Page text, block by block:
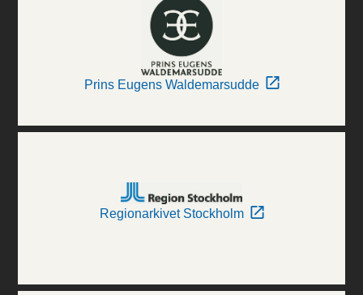
Prins Eugens Waldemarsudde
Regionarkivet Stockholm